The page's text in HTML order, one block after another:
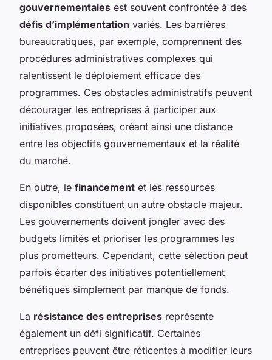
gouvernementales est souvent confrontée à des
défis d’implémentation variés. Les barrières
bureaucratiques, par exemple, comprennent des
procédures administratives complexes qui
ralentissent le déploiement efficace des
programmes. Ces obstacles administratifs peuvent
décourager les entreprises à participer aux
initiatives proposées, créant ainsi une distance
entre les objectifs gouvernementaux et la réalité
du marché.
En outre, le financement et les ressources
disponibles constituent un autre obstacle majeur.
Les gouvernements doivent jongler avec des
budgets limités et prioriser les programmes les
plus prometteurs. Cependant, cette sélection peut
parfois écarter des initiatives potentiellement
bénéfiques simplement par manque de fonds.
La résistance des entreprises représente
également un défi significatif. Certaines
entreprises peuvent être réticentes à modifier leurs